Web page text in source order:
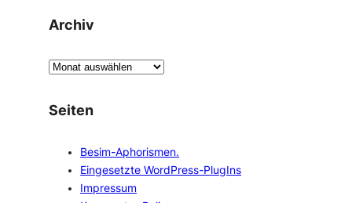
Archiv
A
c
h
Seiten
Besim-Aphorismen.
Eingesetzte WordPress-PlugIns
Impressum